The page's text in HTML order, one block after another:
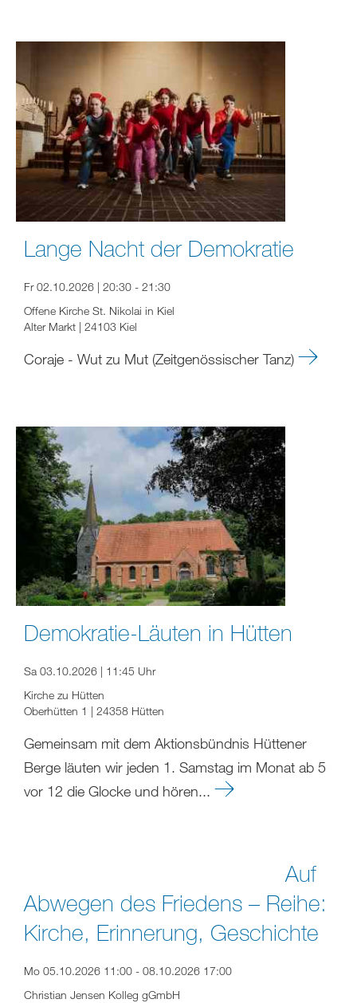
Lange Nacht der Demokratie
Fr 02.10.2026 | 20:30 - 21:30
Offene Kirche St. Nikolai in Kiel
Alter Markt | 24103 Kiel
Coraje - Wut zu Mut (Zeitgenössischer Tanz)
Demokratie-Läuten in Hütten
Sa 03.10.2026 | 11:45 Uhr
Kirche zu Hütten
Oberhütten 1 | 24358 Hütten
Gemeinsam mit dem Aktionsbündnis Hüttener
Berge läuten wir jeden 1. Samstag im Monat ab 5
vor 12 die Glocke und hören...
Auf
Abwegen des Friedens – Reihe:
Kirche, Erinnerung, Geschichte
Mo 05.10.2026 11:00 - 08.10.2026 17:00
Christian Jensen Kolleg gGmbH